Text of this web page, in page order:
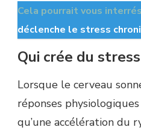
Cela pourrait vous
déclenche le stress
Qui crée du
Lorsque le cerveau
réponses
qu’une accélération du